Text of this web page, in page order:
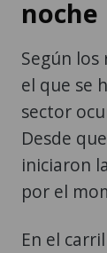
noche
Según
el que se
sector
Desde
iniciaron
por el
En el